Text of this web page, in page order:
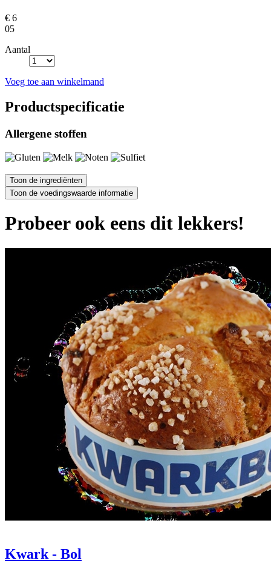
€ 6
05
Aantal
Voeg toe aan winkelmand
Productspecificatie
Allergene stoffen
Probeer ook eens dit lekkers!
Kwark - Bol